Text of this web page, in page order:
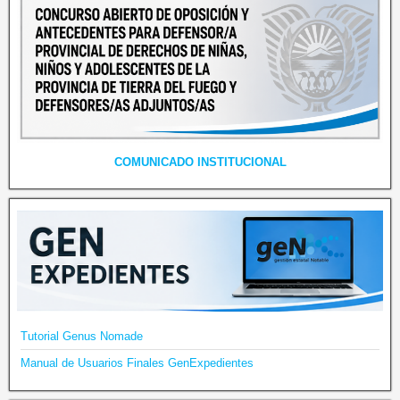
COMUNICADO INSTITUCIONAL
Tutorial Genus Nomade
Manual de Usuarios Finales GenExpedientes